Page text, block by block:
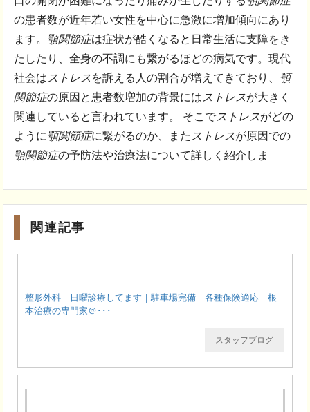
の患者数が近年若い女性を中心に急激に増加傾向にあり
ます。 顎関節症は症状が酷くなると日常生活に支障をき
たしたり、全身の不調にも繋がるほどの病気です。現代
社会は ストレスを訴える人の割合が増えてきており、 顎
関節症の原因と患者数増加の背景には ストレスが大きく
関連していると言われています。 そこで ストレスがどの
ように 顎関節症に繋がるのか、また ストレスが原因での
顎関節症の予防法や治療法について詳しく紹介しま
関連記事
整形外科 日曜診療してます｜駐車場完備 各種保険適応 根
本治療の専門家＠･･･
スタッフブログ